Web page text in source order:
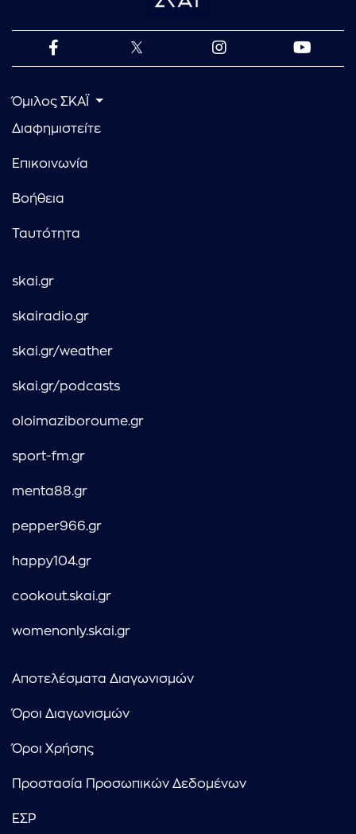
Όμιλος ΣΚΑΪ
Διαφημιστείτε
Επικοινωνία
Βοήθεια
Ταυτότητα
skai.gr
skairadio.gr
skai.gr/weather
skai.gr/podcasts
oloimaziboroume.gr
sport-fm.gr
menta88.gr
pepper966.gr
happy104.gr
cookout.skai.gr
womenonly.skai.gr
Αποτελέσματα Διαγωνισμών
Όροι Διαγωνισμών
Όροι Χρήσης
Προστασία Προσωπικών Δεδομένων
ΕΣΡ